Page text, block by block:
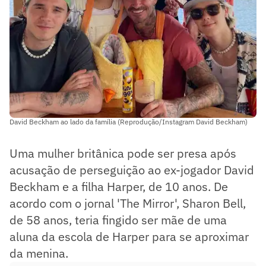
David Beckham ao lado da família (Reprodução/Instagram David Beckham)
Uma mulher britânica pode ser presa após
acusação de perseguição ao ex-jogador David
Beckham e a filha Harper, de 10 anos. De
acordo com o jornal 'The Mirror', Sharon Bell,
de 58 anos, teria fingido ser mãe de uma
aluna da escola de Harper para se aproximar
da menina.